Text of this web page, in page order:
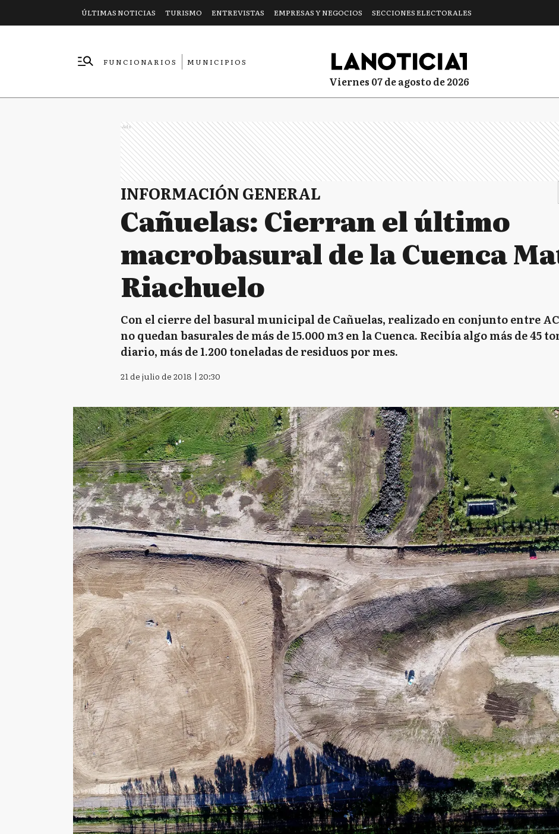
ÚLTIMAS NOTICIAS TURISMO ENTREVISTAS EMPRESAS Y NEGOCIOS SECCIONES ELECTORALES
FUNCIONARIOS
MUNICIPIOS
viernes 07 de agosto de 2026
Ads
INFORMACIÓN GENERAL
Cañuelas: Cierran el último
macrobasural de la Cuenca
Riachuelo
Con el cierre del basural municipal de Cañuelas, realizado en conjunto entre
no quedan basurales de más de 15.000 m3 en la Cuenca. Recibía algo más de 45
diario, más de 1.200 toneladas de residuos por mes.
21 de julio de 2018 | 20:30